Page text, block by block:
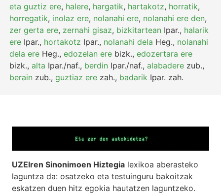
eta guztiz ere, halere, hargatik, hartakotz, horratik,
horregatik, inolaz ere, nolanahi ere, nolanahi ere den,
zer gerta ere, zernahi gisaz, bizkitartean Ipar., halarik
ere Ipar., hortakotz Ipar., nolanahi dela Heg., nolanahi
dela ere Heg.,edozelan ere bizk.,edozertara ere
bizk.,alta Ipar./naf., berdin Ipar./naf.,alabadere zub.,
berain zub.,guztiaz ere zah., badarik Ipar. zah.
UZEIren Sinonimoen Hiztegia lexikoa aberasteko
laguntza da: osatzeko eta testuinguru bakoitzak
eskatzen duen hitz egokia hautatzen laguntzeko.